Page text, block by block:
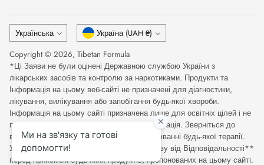
Мова
Українська Валюта
Україна (UAH ₴)
Copyright © 2026, Tibetan Formula
*Ці Заяви не були оцінені Державною службою України з
лікарських засобів та контролю за наркотиками. Продукти та
Інформація на цьому веб-сайті не призначені для діагностики,
лікування, вилікування або запобігання будь-якої хвороби.
Інформація на цьому сайті призначена лише для освітніх цілей і не
повинна розглядатися як медична консультація. Зверніться до
відповідного медичного фахівця при оцінюванні будь-якої терапії.
Уважно прочитайте Повну Медичну Відмову від Відповідальності**
перед прийомом будь-яких продуктів, пропонованих на цьому сайті.